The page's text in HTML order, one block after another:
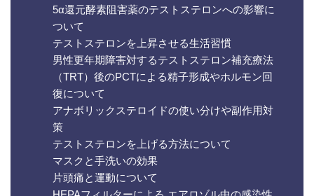
5α還元酵素阻害薬のテストステロンへの影響に
ついて
テストステロンを上昇させる生活習慣
男性更年期障害対するテストステロン補充療法
（TRT）後のPCTによる精子形成やホルモン回
復について
アナボリックステロイドの使い分けや副作用対
策
テストステロンを上げる方法について
マスクと手洗いの効果
片頭痛と運動について